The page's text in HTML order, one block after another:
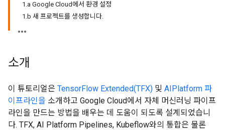
1.a Google Cloud에서 환경 설정
1.b 새 프로젝트를 생성합니다.
소개
이 튜토리얼은 TensorFlow Extended(TFX) 및 AIPlatform 파
이프라인을 소개하고 Google Cloud에서 자체 머신러닝 파이프
라인을 만드는 방법을 배우는 데 도움이 되도록 설계되었습니
다. TFX, AI Platform Pipelines, Kubeflow와의 통합은 물론